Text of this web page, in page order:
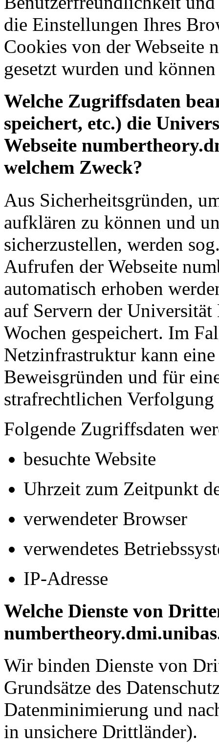
die Einstellungen Ihres
Cookies von der Webseite
gesetzt wurden und
Welche Zugriffsdaten
speichert, etc.) die
Webseite
welchem Zweck?
Aus Sicherheitsgründen,
aufklären zu können und
sicherzustellen, werden
Aufrufen der Webseite
automatisch erhoben
auf Servern der
Wochen gespeichert. Im
Netzinfrastruktur kann
Beweisgründen und für
strafrechtlichen
Folgende Zugriffsdaten
besuchte Website
Uhrzeit zum Zeitpunkt
verwendeter Browser
verwendetes
IP-Adresse
Welche Dienste von
Wir binden Dienste von
Grundsätze des
Datenminimierung und
in unsichere Drittländer).